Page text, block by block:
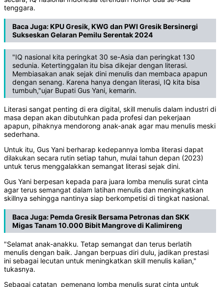
tenggara.
Baca Juga:KPU Gresik, KWG dan PWI Gresik Bersinergi
Sukseskan Gelaran Pemilu Serentak 2024
"IQ nasional kita peringkat 30 se-Asia dan peringkat 130
sedunia. Ketertinggalan itu bisa dikejar dengan literasi.
Membiasakan anak sejak dini menulis dan membaca apapun
dengan senang. Karena hanya dengan literasi, IQ kita bisa
tumbuh,"ujar Bupati Gus Yani, kemarin.
Literasi sangat penting di era digital, skill menulis dalam industri di
masa depan akan dibutuhkan pada profesi dan pekerjaan
apapun, pihaknya mendorong anak-anak agar mau menulis meski
sederhana.
Untuk itu, Gus Yani berharap kedepannya lomba literasi dapat
dilakukan secara rutin setiap tahun, mulai tahun depan (2023)
untuk terus menggalakkan semangat literasi sejak dini.
Gus Yani berpesan kepada para juara lomba menulis surat cinta
agar terus semangat dalam latihan menulis dan meningkatkan
skillnya sehingga nantinya siap berkompetisi di tingkat nasional.
Baca Juga:Pemda Gresik Bersama Petronas dan SKK
Migas Tanam 10.000 Bibit Mangrove di Kalimireng
"Selamat anak-anakku. Tetap semangat dan terus berlatih
menulis dengan baik. Jangan berpuas diri dulu, jadikan prestasi
ini sebagai lecutan untuk meningkatkan skill menulis kalian,"
tukasnya.
Sebagai catatan pemenang lomba menulis surat cinta untuk